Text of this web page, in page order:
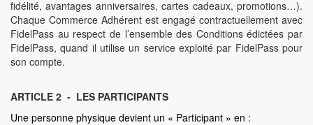
fidélité, avantages anniversaires, cartes cadeaux, promotions…).
Chaque Commerce Adhérent est engagé contractuellement avec
FidelPass au respect de l’ensemble des Conditions édictées par
FidelPass, quand il utilise un service exploité par FidelPass pour
son compte.
ARTICLE 2 - LES PARTICIPANTS
Une personne physique devient un « Participant » en :